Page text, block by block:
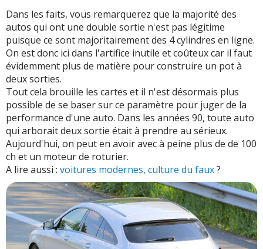
Dans les faits, vous remarquerez que la majorité des
autos qui ont une double sortie n'est pas légitime
puisque ce sont majoritairement des 4 cylindres en ligne.
On est donc ici dans l'artifice inutile et coûteux car il faut
évidemment plus de matière pour construire un pot à
deux sorties.
Tout cela brouille les cartes et il n'est désormais plus
possible de se baser sur ce paramètre pour juger de la
performance d'une auto. Dans les années 90, toute auto
qui arborait deux sortie était à prendre au sérieux.
Aujourd'hui, on peut en avoir avec à peine plus de de 100
ch et un moteur de roturier.
A lire aussi : voitures modernes, culture du faux?